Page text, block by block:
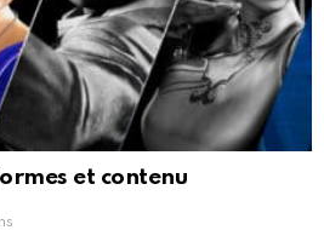
et contenu